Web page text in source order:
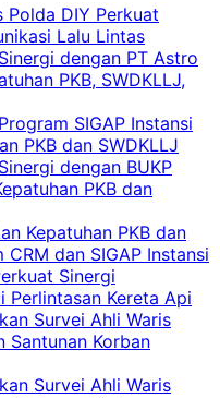
Polda DIY Perkuat
Lalu Lintas
dengan PT Astro
PKB, SWDKLLJ,
SIGAP Instansi
PKB dan SWDKLLJ
dengan BUKP
PKB dan
Kepatuhan PKB dan
dan SIGAP Instansi
Sinergi
Perlintasan Kereta Api
Survei Ahli Waris
Santunan Korban
Survei Ahli Waris